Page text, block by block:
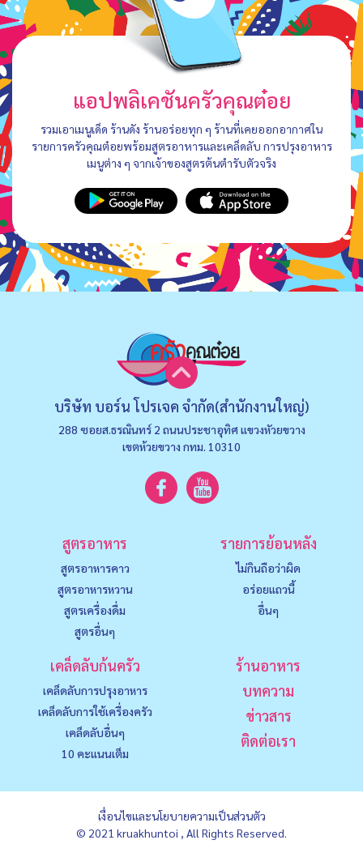
แอปพลิเคชันครัวคุณต๋อย
รวมเอาเมนูเด็ด ร้านดัง ร้านอร่อยทุก ๆ ร้านที่เคยออกอากาศใน
รายการครัวคุณต๋อยพร้อมสูตรอาหารและเคล็ดลับ การปรุงอาหาร
เมนูต่าง ๆ จากเจ้าของสูตรต้นตำรับตัวจริง
บริษัท บอร์น โปรเจค จำกัด(สำนักงานใหญ่)
288 ซอยส.ธรณินทร์ 2 ถนนประชาอุทิศ แขวงหัวยขวาง
เขตห้วยขวาง กทม. 10310
สูตรอาหาร
สูตรอาหารคาว
สูตรอาหารหวาน
สูตรเครื่องดื่ม
สูตรอื่นๆ
รายการย้อนหลัง
ไม่กินถือว่าผิด
อร่อยแถวนี้
อื่นๆ
เคล็ดลับก้นครัว
เคล็ดลับการปรุงอาหาร
เคล็ดลับการใช้เครื่องครัว
เคล็ดลับอื่นๆ
10 คะแนนเต็ม
ร้านอาหาร
บทความ
ข่าวสาร
ติดต่อเรา
เงื่อนไขและนโยบายความเป็นส่วนตัว
© 2021 kruakhuntoi , All Rights Reserved.